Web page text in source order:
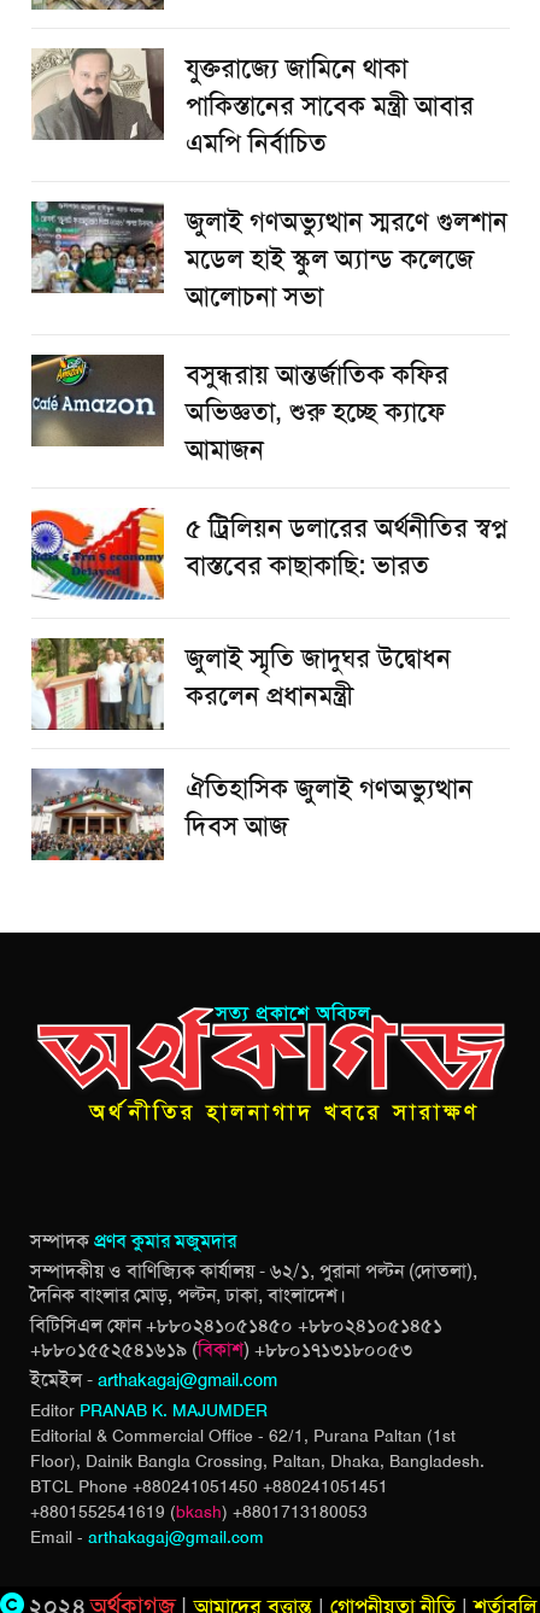
যুক্তরাজ্যে জামিনে থাকা
পাকিস্তানের সাবেক মন্ত্রী আবার
এমপি নির্বাচিত
জুলাই গণঅভ্যুত্থান স্মরণে গুলশান
মডেল হাই স্কুল অ্যান্ড কলেজে
আলোচনা সভা
বসুন্ধরায় আন্তর্জাতিক কফির
অভিজ্ঞতা, শুরু হচ্ছে ক্যাফে
আমাজন
৫ ট্রিলিয়ন ডলারের অর্থনীতির স্বপ্ন
বাস্তবের কাছাকাছি: ভারত
জুলাই স্মৃতি জাদুঘর উদ্বোধন
করলেন প্রধানমন্ত্রী
ঐতিহাসিক জুলাই গণঅভ্যুত্থান
দিবস আজ
সম্পাদকপ্রণব কুমার মজুমদার
সম্পাদকীয় ও বাণিজ্যিক কার্যালয় - ৬২/১, পুরানা পল্টন (দোতলা),
দৈনিক বাংলার মোড়, পল্টন, ঢাকা, বাংলাদেশ।
বিটিসিএল ফোন +৮৮০২৪১০৫১৪৫০ +৮৮০২৪১০৫১৪৫১
+৮৮০১৫৫২৫৪১৬১৯ (বিকাশ) +৮৮০১৭১৩১৮০০৫৩
ইমেইল - arthakagaj@gmail.com
Editor PRANAB K. MAJUMDER
Editorial & Commercial Office - 62/1, Purana Paltan (1st
Floor), Dainik Bangla Crossing, Paltan, Dhaka, Bangladesh.
BTCL Phone +880241051450 +880241051451
+8801552541619 (bkash) +8801713180053
Email - arthakagaj@gmail.com
২০২৪অর্থকাগজ|আমাদের বৃত্তান্ত| গোপনীয়তা নীতি|শর্তাবলি